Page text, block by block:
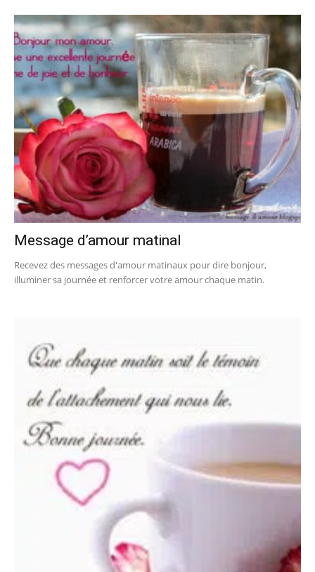
Message d’amour matinal
Recevez des messages d'amour matinaux pour dire bonjour,
illuminer sa journée et renforcer votre amour chaque matin.